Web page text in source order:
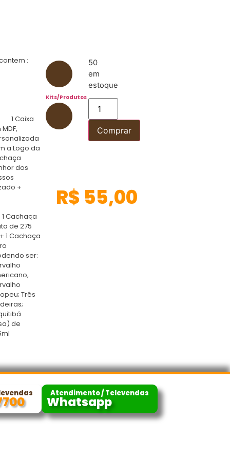
contem :
Caixa
a Logo da
dos
+
Cachaça
de 275
1 Cachaça
ser:
Três
de
Kits/Produtos
R$ 55,00
50
em
estoque
Comprar
Atendimento / Televendas
Whatsapp